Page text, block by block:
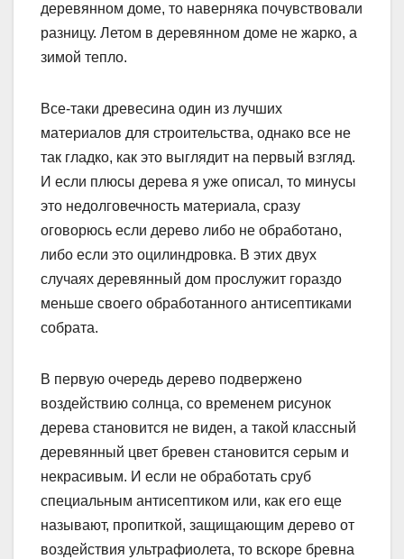
деревянном доме, то наверняка почувствовали
разницу. Летом в деревянном доме не жарко, а
зимой тепло.
Все-таки древесина один из лучших
материалов для строительства, однако все не
так гладко, как это выглядит на первый взгляд.
И если плюсы дерева я уже описал, то минусы
это недолговечность материала, сразу
оговорюсь если дерево либо не обработано,
либо если это оцилиндровка. В этих двух
случаях деревянный дом прослужит гораздо
меньше своего обработанного антисептиками
собрата.
В первую очередь дерево подвержено
воздействию солнца, со временем рисунок
дерева становится не виден, а такой классный
деревянный цвет бревен становится серым и
некрасивым. И если не обработать сруб
специальным антисептиком или, как его еще
называют, пропиткой, защищающим дерево от
воздействия ультрафиолета, то вскоре бревна